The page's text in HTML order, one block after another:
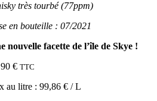
très tourbé (77ppm)
en bouteille : 07/2021
nouvelle facette de l’île de Skye !
€ TTC
au litre :99,86€ / L